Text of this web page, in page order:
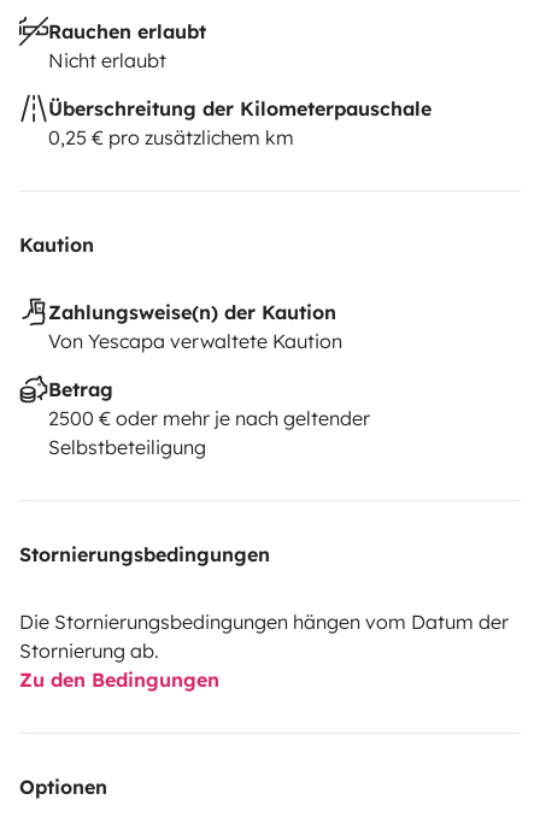
Rauchen erlaubt
Nicht erlaubt
Überschreitung der Kilometerpauschale
0,25 € pro zusätzlichem km
Kaution
Zahlungsweise(n) der Kaution
Von Yescapa verwaltete Kaution
Betrag
2500 € oder mehr je nach geltender
Selbstbeteiligung
Stornierungsbedingungen
Die Stornierungsbedingungen hängen vom Datum der
Stornierung ab.
Zu den Bedingungen
Optionen